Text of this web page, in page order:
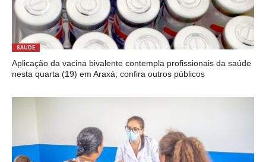
SAÚDE
Aplicação da vacina bivalente contempla profissionais da saúde
nesta quarta (19) em Araxá; confira outros públicos